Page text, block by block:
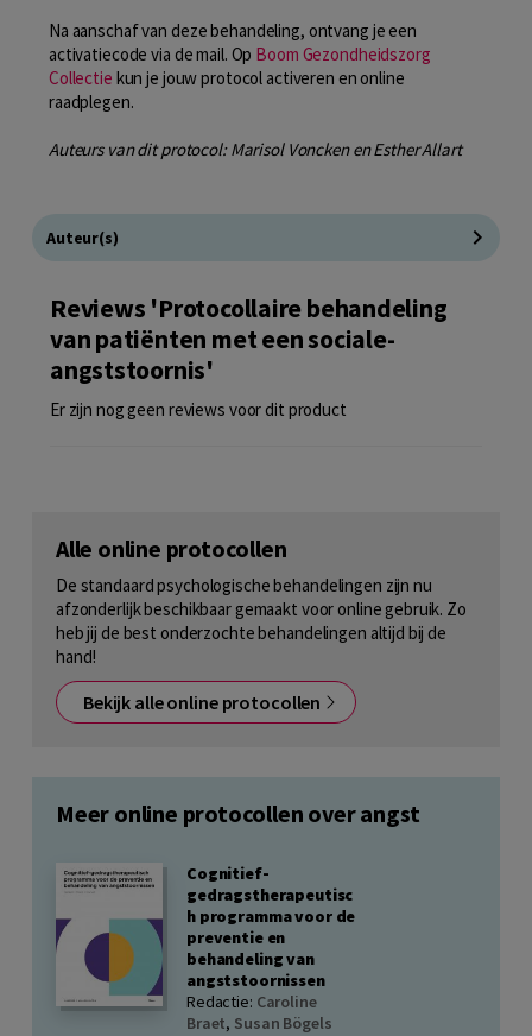
Na aanschaf van deze behandeling, ontvang je een
activatiecode via de mail. Op Boom Gezondheidszorg
Collectie kun je jouw protocol activeren en online
raadplegen.
Auteurs van dit protocol: Marisol Voncken en Esther Allart
Auteur(s)
Reviews 'Protocollaire behandeling
van patiënten met een sociale-
angststoornis'
Er zijn nog geen reviews voor dit product
Alle online protocollen
De standaard psychologische behandelingen zijn nu
afzonderlijk beschikbaar gemaakt voor online gebruik. Zo
heb jij de best onderzochte behandelingen altijd bij de
hand!
Bekijk alle online protocollen
Meer online protocollen over angst
Cognitief-
gedragstherapeutisc
h programma voor de
preventie en
behandeling van
angststoornissen
Redactie: Caroline
Braet, Susan Bögels